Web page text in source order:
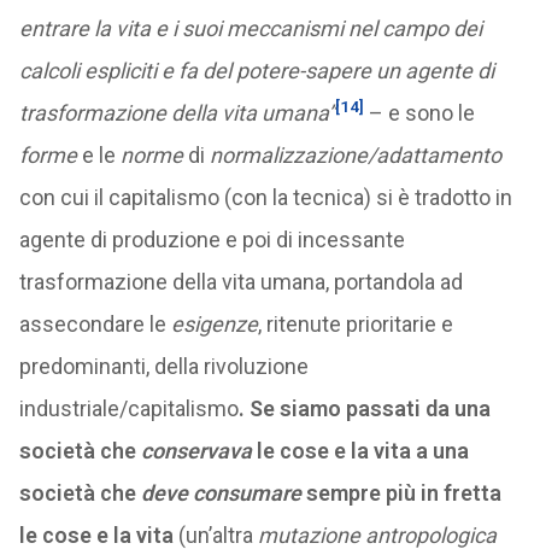
entrare la vita e i suoi meccanismi nel campo dei
calcoli espliciti e fa del potere-sapere un agente di
trasformazione della vita umana”[14] – e sono le
formee le normedi normalizzazione/adattamento
con cui il capitalismo (con la tecnica) si è tradotto in
agente di produzione e poi di incessante
trasformazione della vita umana, portandola ad
assecondare le esigenze, ritenute prioritarie e
predominanti, della rivoluzione
industriale/capitalismo. Se siamo passati da una
società che conservavale cose e la vita a una
società che deve consumaresempre più in fretta
le cose e la vita (un’altra mutazione antropologica